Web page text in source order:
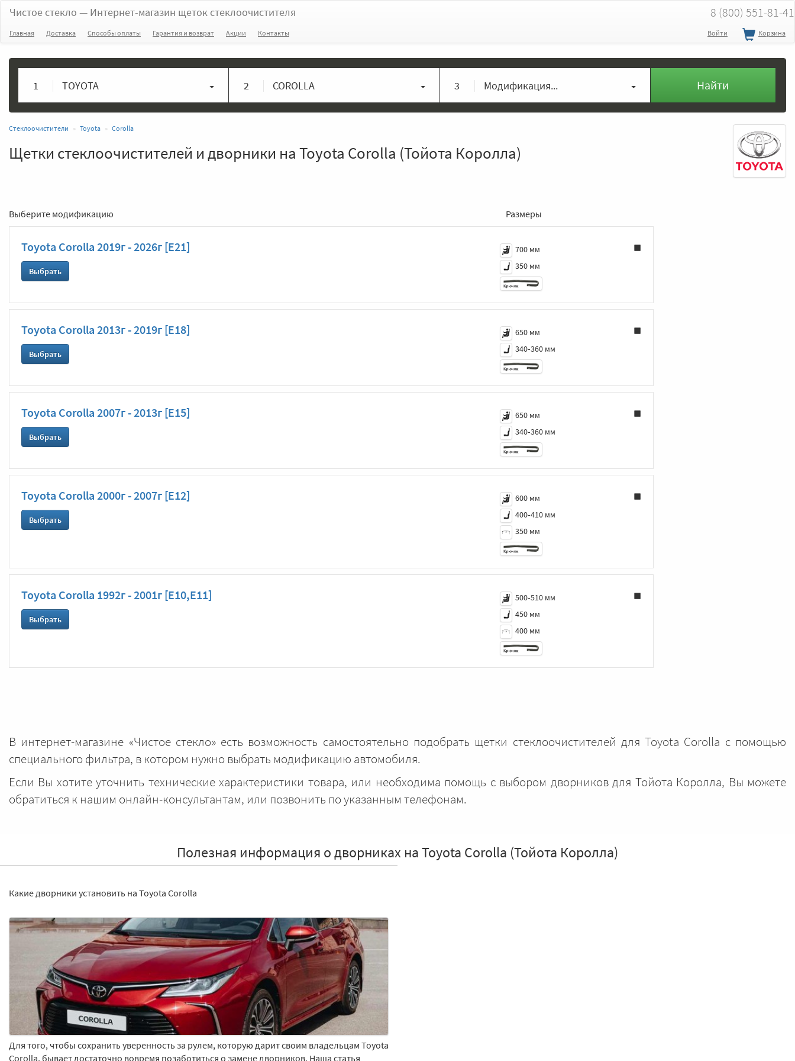
Чистое стекло — Интернет-магазин щеток стеклоочистителя 8 (800) 551-81-41
Главная Доставка Способы оплаты Гарантия и возврат Акции Контакты Войти Корзина
1 TOYOTA 2 COROLLA 3 Модификация... Найти
Стеклоочистители Toyota Corolla
Щетки стеклоочистителей и дворники на Toyota Corolla (Тойота Королла)
Выберите модификацию Размеры
Toyota Corolla 2019г - 2026г [E21]
Выбрать
700 мм
350 мм
Toyota Corolla 2013г - 2019г [Е18]
Выбрать
650 мм
340‑360 мм
Toyota Corolla 2007г - 2013г [E15]
Выбрать
650 мм
340‑360 мм
Toyota Corolla 2000г - 2007г [E12]
Выбрать
600 мм
400‑410 мм
350 мм
Toyota Corolla 1992г - 2001г [E10,E11]
Выбрать
500‑510 мм
450 мм
400 мм
В интернет-магазине «Чистое стекло» есть возможность самостоятельно подобрать щетки стеклоочистителей для Toyota Corolla с помощью
специального фильтра, в котором нужно выбрать модификацию автомобиля.
Если Вы хотите уточнить технические характеристики товара, или необходима помощь с выбором дворников для Тойота Королла, Вы можете
обратиться к нашим онлайн-консультантам, или позвонить по указанным телефонам.
Полезная информация о дворниках на Toyota Corolla (Тойота Королла)
Какие дворники установить на Toyota Corolla
Для того, чтобы сохранить уверенность за рулем, которую дарит своим владельцам Toyota
Corolla, бывает достаточно вовремя позаботиться о замене дворников. Наша статья